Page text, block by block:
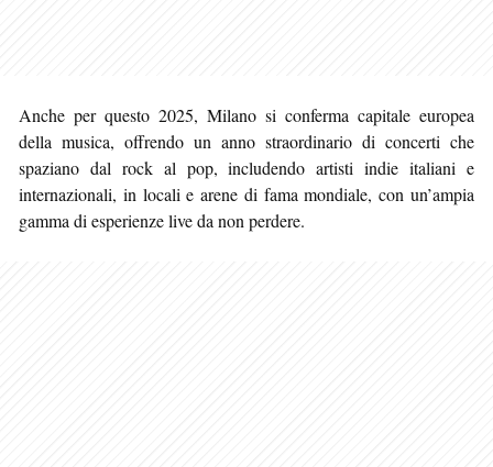
Anche per questo 2025, Milano si conferma capitale europea
della musica, offrendo un anno straordinario di concerti che
spaziano dal rock al pop, includendo artisti indie italiani e
internazionali, in locali e arene di fama mondiale, con un’ampia
gamma di esperienze live da non perdere.